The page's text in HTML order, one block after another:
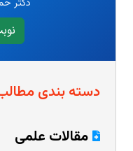
دسته بندی
مقالات علمی